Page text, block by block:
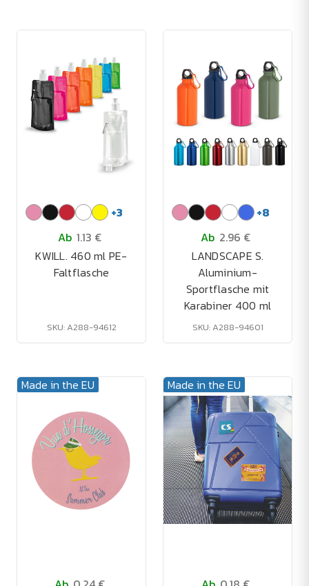
+3
Ab 1.13 €
KWILL. 460 ml PE-
Faltflasche
SKU: A288-94612
+8
Ab 2.96 €
LANDSCAPE S.
Aluminium-
Sportflasche mit
Karabiner 400 ml
SKU: A288-94601
Made in the EU Made in the EU